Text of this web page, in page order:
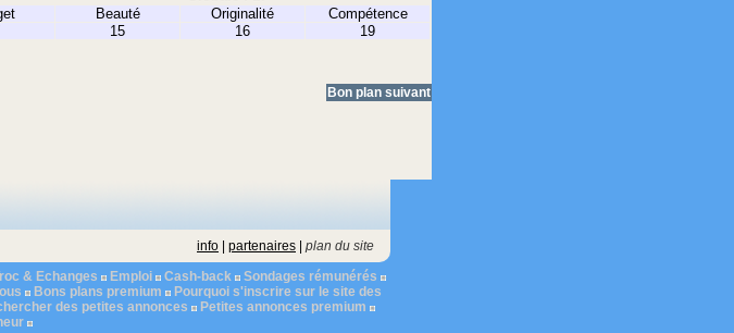
Beauté Originalité
Compétence
15 16 19
Bon plan suivant
info partenaires
plan du site
& Echanges Emploi Cash-back
Sondages rémunérés
Bons plans premium
Pourquoi s'inscrire sur le site des
des petites annonces
Petites annonces premium